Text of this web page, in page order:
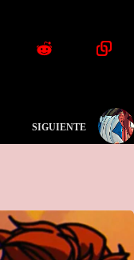
SIGUIENTE